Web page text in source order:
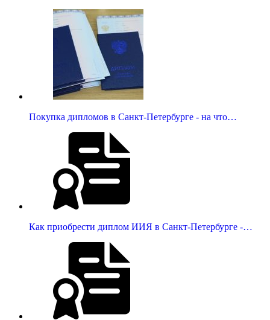
Покупка дипломов в Санкт-Петербурге - на что…
Как приобрести диплом ИИЯ в Санкт-Петербурге -…